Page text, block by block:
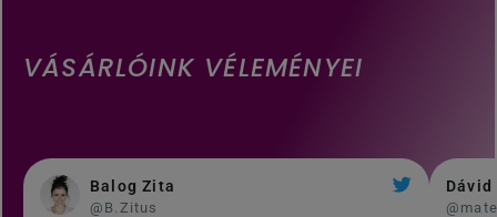
VÁSÁRLÓINK VÉLEMÉNYEI
Balog Zita
@B.Zitus